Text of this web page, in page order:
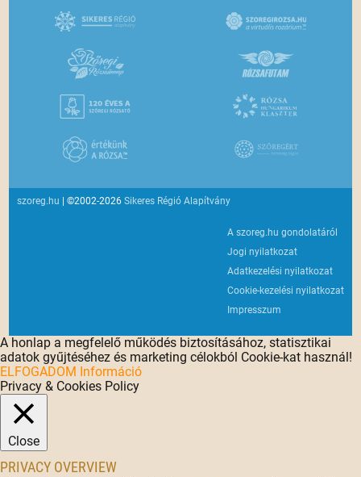
szoreg.hu | ©2002-2026Sikeres Régió Alapítvány
A szoreg.hu gondolatáról
Jogi nyilatkozat
Adatkezelési nyilatkozat
Cookie-kezelési nyilatkozat
Impresszum
A honlap a megfelelő működés biztosításához, statisztikai
adatok gyűjtéséhez és marketing célokból Cookie-kat használ!
ELFOGADOM Információ
Privacy & Cookies Policy
Close
PRIVACY OVERVIEW